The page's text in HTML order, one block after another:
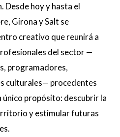
Desde hoy y hasta el
Girona y Salt se
creativo que reunirá a
del sector —
programadores,
culturales— procedentes
único propósito: descubrir la
y estimular futuras